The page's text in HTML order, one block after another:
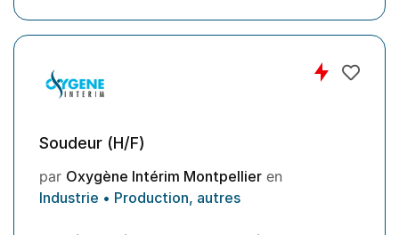
Soudeur (H/F)
par Oxygène Intérim Montpellier en
Industrie • Production, autres